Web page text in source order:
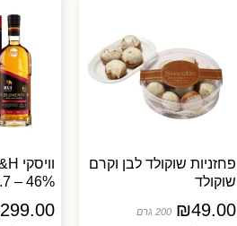
פחזניות שוקולד לבן וקרם
שוקולד
₪49.00 200 גרם
46% – 0.7
299.00